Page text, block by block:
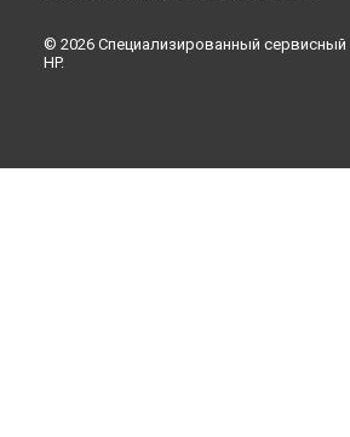
© 2026 Специализированный сервисный
HP.